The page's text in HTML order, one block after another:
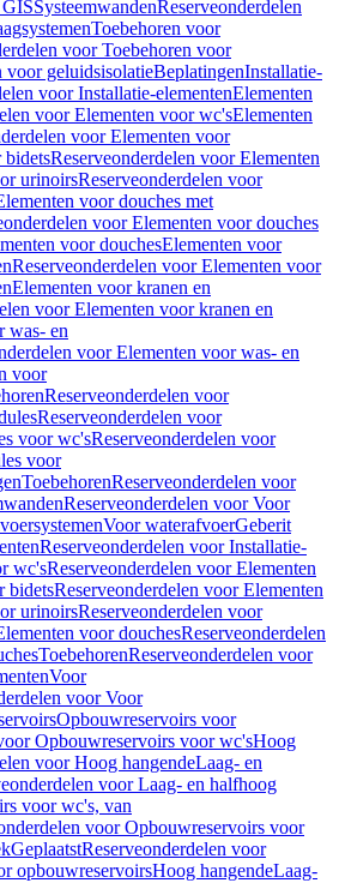
SysteemwandenReserveonderdelen
Toebehoren voor
voor Toebehoren voor
voor geluidsisolatieBeplatingenInstallatie-
voor Installatie-elementenElementen
voor Elementen voor wc'sElementen
voor Elementen voor
bidetsReserveonderdelen voor Elementen
urinoirsReserveonderdelen voor
voor douches met
voor Elementen voor douches
voor douchesElementen voor
Reserveonderdelen voor Elementen voor
Elementen voor kranen en
voor Elementen voor kranen en
was- en
voor Elementen voor was- en
voor
Reserveonderdelen voor
Reserveonderdelen voor
voor wc'sReserveonderdelen voor
voor
ToebehorenReserveonderdelen voor
Reserveonderdelen voor Voor
Voor waterafvoerGeberit
Reserveonderdelen voor Installatie-
wc'sReserveonderdelen voor Elementen
bidetsReserveonderdelen voor Elementen
urinoirsReserveonderdelen voor
voor douchesReserveonderdelen
ToebehorenReserveonderdelen voor
Voor
voor Voor
Opbouwreservoirs voor
Opbouwreservoirs voor wc'sHoog
voor Hoog hangendeLaag- en
voor Laag- en halfhoog
voor wc's, van
voor Opbouwreservoirs voor
GeplaatstReserveonderdelen voor
opbouwreservoirsHoog hangendeLaag-